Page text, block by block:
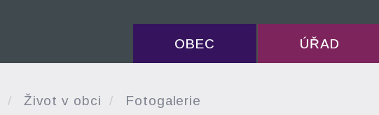
OBEC ÚŘAD
Život v obci Fotogalerie